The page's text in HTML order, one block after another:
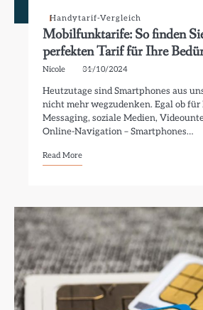
Handytarif-Vergleich
Mobilfunktarife: So finden
perfekten Tarif für Ihre
Nicole 31/10/2024
Heutzutage sind Smartphones aus
nicht mehr wegzudenken. Egal ob
Messaging, soziale Medien,
Online-Navigation – Smartphones…
Read More